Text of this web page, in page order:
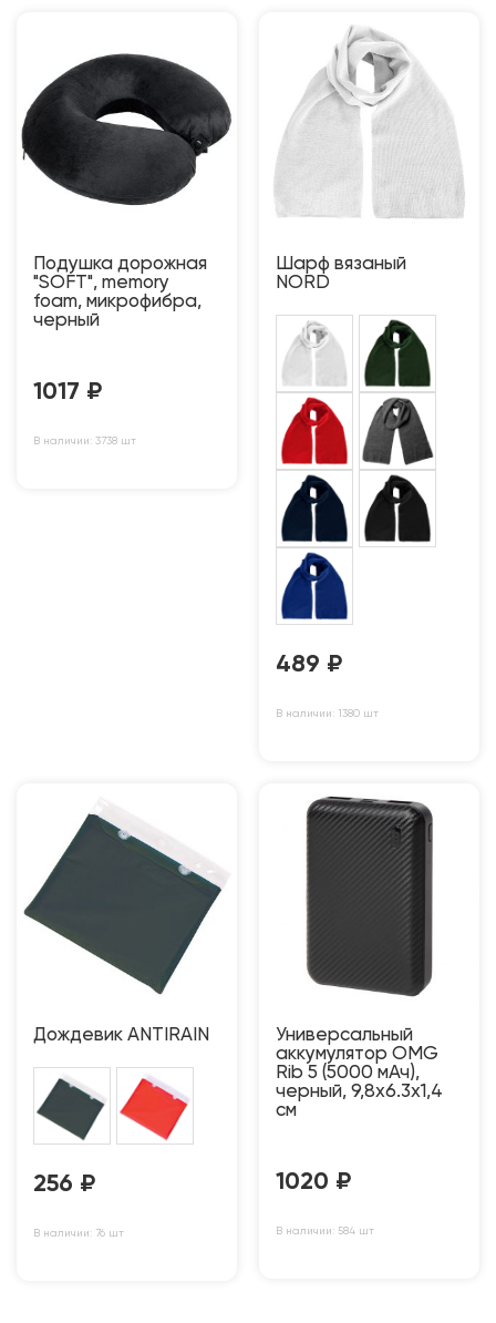
Подушка дорожная
"SOFT", memory
foam, микрофибра,
черный
1017 ₽
В наличии: 3738 шт
Шарф вязаный
NORD
489 ₽
В наличии: 1380 шт
Дождевик ANTIRAIN
256 ₽
В наличии: 76 шт
Универсальный
аккумулятор OMG
Rib 5 (5000 мАч),
черный, 9,8х6.3х1,4
см
1020 ₽
В наличии: 584 шт